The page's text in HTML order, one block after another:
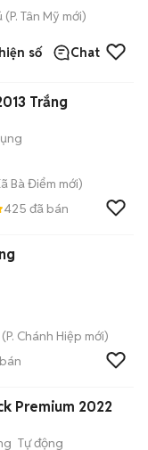
(P. Tân Mỹ mới)
số Chat
Trắng
Bà Điểm mới)
425 đã bán
(P. Chánh Hiệp mới)
Premium 2022
Tự động